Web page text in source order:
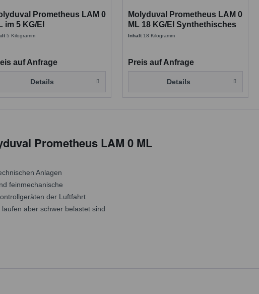
Prometheus LAM 0
im 5 KG/EI
5 Kilogramm
auf Anfrage
Details
Molyduval Prometheus LAM 0
ML 18 KG/EI Synthethisches
Getriebefließfett
Inhalt 18 Kilogramm
Preis auf Anfrage
Details
Prometheus LAM 0 ML
Anlagen
feinmechanische
der Luftfahrt
aber schwer belastet sind